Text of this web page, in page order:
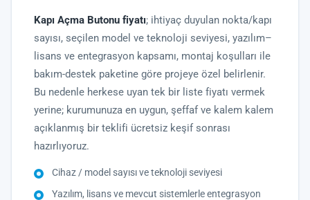
Kapı Açma Butonu fiyatı; ihtiyaç duyulan nokta/kapı
sayısı, seçilen model ve teknoloji seviyesi, yazılım–
lisans ve entegrasyon kapsamı, montaj koşulları ile
bakım-destek paketine göre projeye özel belirlenir.
Bu nedenle herkese uyan tek bir liste fiyatı vermek
yerine; kurumunuza en uygun, şeffaf ve kalem kalem
açıklanmış bir teklifi ücretsiz keşif sonrası
hazırlıyoruz.
Cihaz / model sayısı ve teknoloji seviyesi
Yazılım, lisans ve mevcut sistemlerle entegrasyon